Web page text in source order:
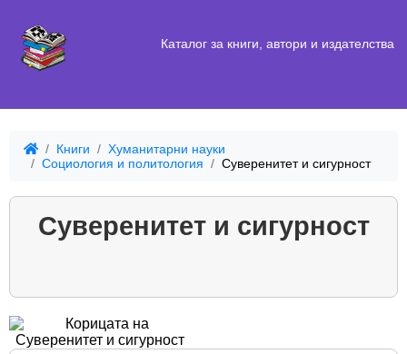
Каталог за книги, автори и издателства
Книги
Хуманитарни науки
Социология и политология
Суверенитет и сигурност
Суверенитет и сигурност